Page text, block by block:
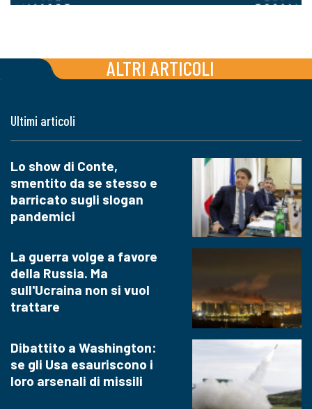
ALTRI ARTICOLI
Ultimi articoli
Lo show di Conte,
smentito da se stesso e
barricato sugli slogan
pandemici
La guerra volge a favore
della Russia. Ma
sull'Ucraina non si vuol
trattare
Dibattito a Washington:
se gli Usa esauriscono i
loro arsenali di missili